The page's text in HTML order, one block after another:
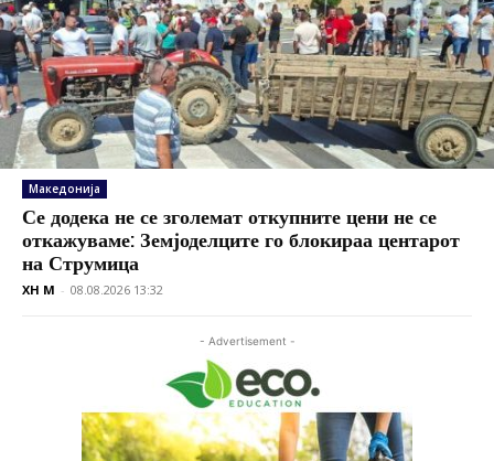
Македонија
Се додека не се зголемат откупните цени не се
откажуваме: Земјоделците го блокираа центарот
на Струмица
XH M - 08.08.2026 13:32
- Advertisement -